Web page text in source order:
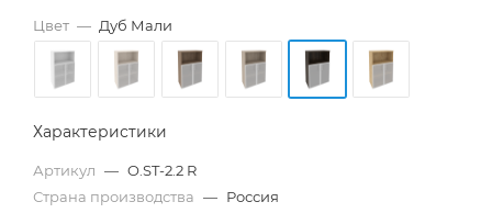
Цвет — Дуб Мали
Характеристики
Артикул — O.ST-2.2 R
Страна производства — Россия